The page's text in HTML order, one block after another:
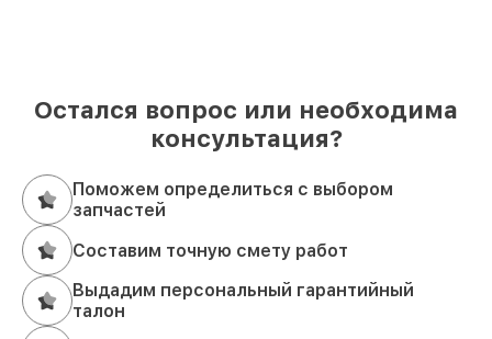
Остался вопрос или необходима
консультация?
Поможем определиться с выбором
запчастей
Составим точную смету работ
Выдадим персональный гарантийный
талон